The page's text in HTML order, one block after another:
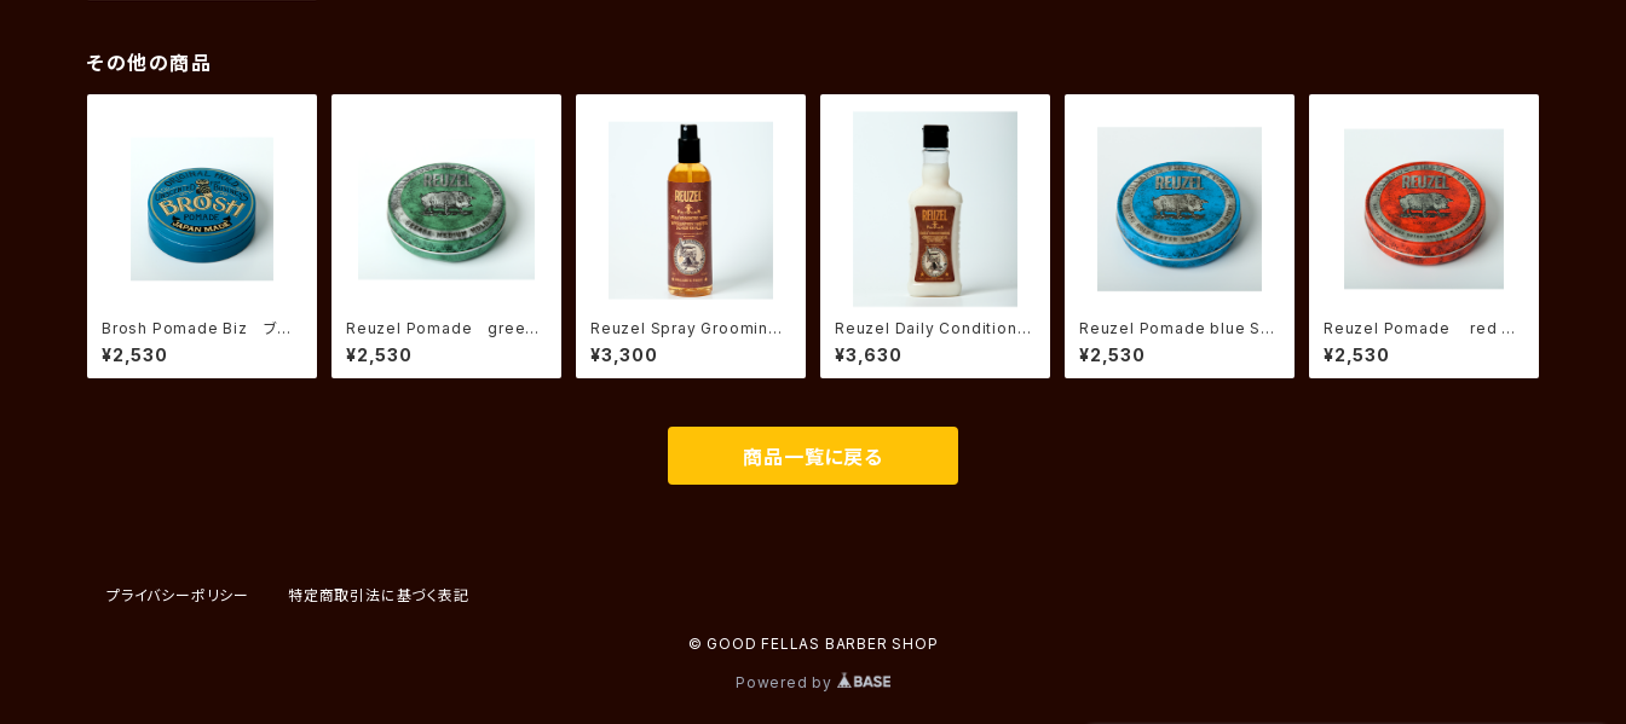
その他の商品
Brosh Pomade Biz ブロ
ッシュ ポマード 無香料
¥2,530
Reuzel Pomade green
medium hold Grease
ルーゾーポマード ナチュラ
ル ホールド グリース
¥2,530
Reuzel Spray Grooming
Tonic ルーゾースプレー
グルーミングトニック
¥3,300
Reuzel Daily Conditioner
ルーゾー デイリー コンディ
ショナー
¥3,630
Reuzel Pomade blue Str
ong Hold ルーゾーポマー
ド ストロングホールド 。
¥2,530
Reuzel Pomade red ル
ーゾー ポマード
¥2,530
商品一覧に戻る
プライバシーポリシー 特定商取引法に基づく表記
© GOOD FELLAS BARBER SHOP
Powered by